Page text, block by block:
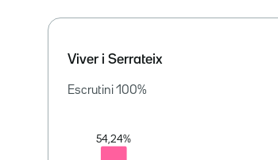
Viver i Serrateix
Escrutini 100%